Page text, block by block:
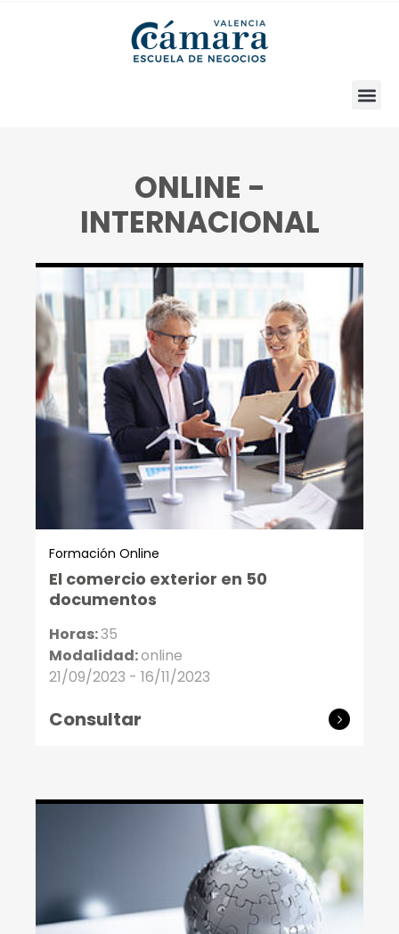
ONLINE -
INTERNACIONAL
Formación Online
El comercio exterior en 50
documentos
Horas:35
Modalidad:online
21/09/2023 - 16/11/2023
Consultar